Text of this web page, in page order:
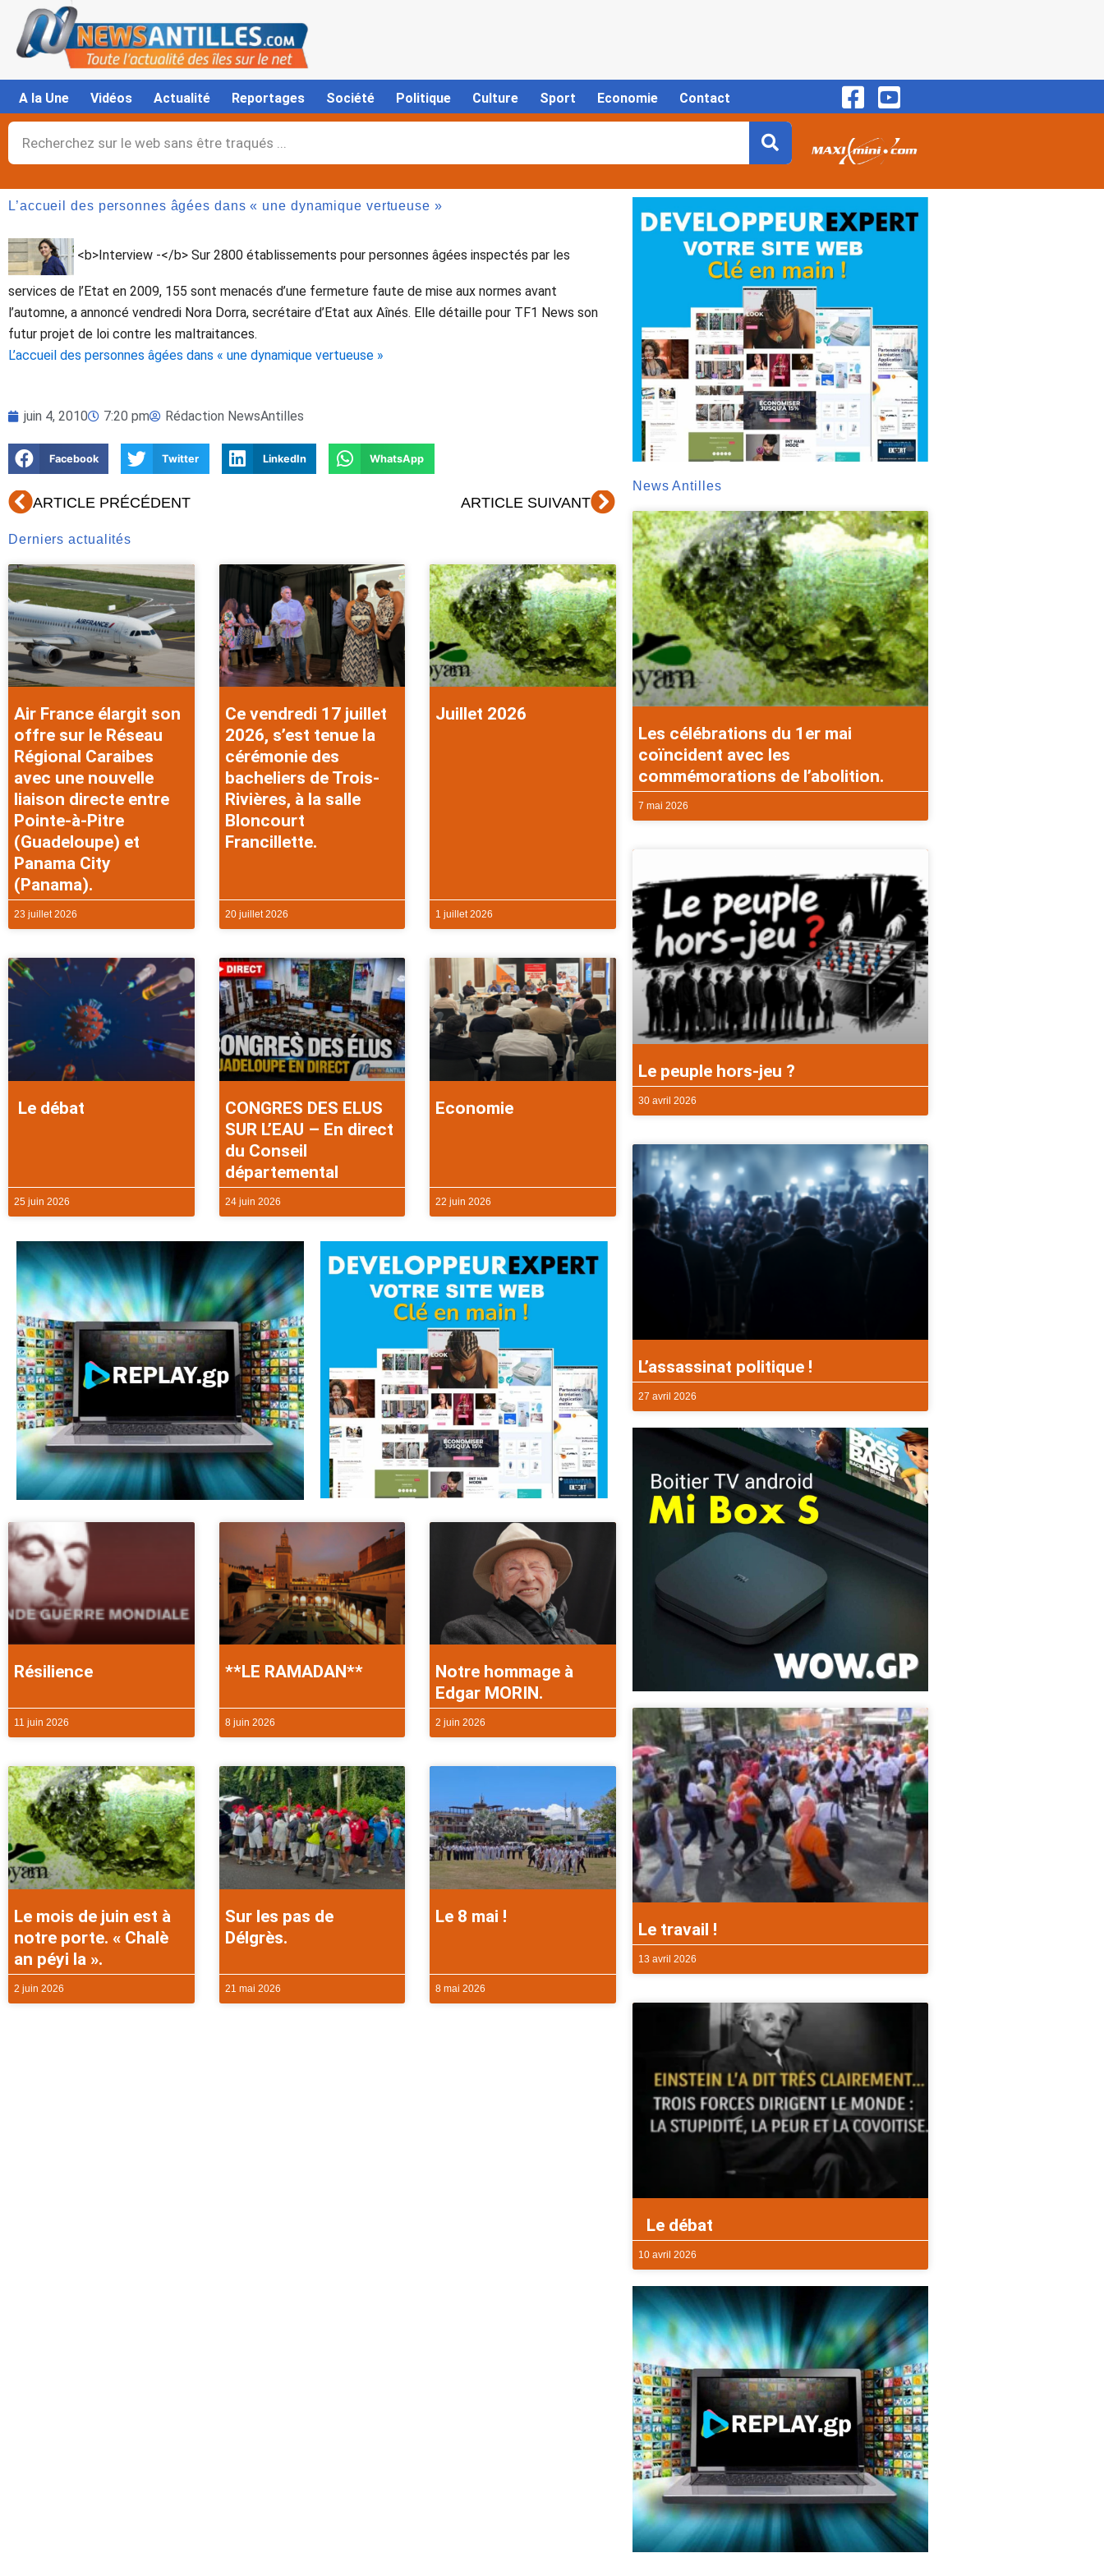
contenu
A la Une Vidéos Actualité Reportages Société Politique Culture Sport Economie Contact
Rechercher
L’accueil des personnes âgées dans « une dynamique vertueuse »
<b>Interview -</b> Sur 2800 établissements pour personnes âgées inspectés par les
services de l’Etat en 2009, 155 sont menacés d’une fermeture faute de mise aux normes avant
l’automne, a annoncé vendredi Nora Dorra, secrétaire d’Etat aux Aînés. Elle détaille pour TF1 News son
futur projet de loi contre les maltraitances.
L’accueil des personnes âgées dans « une dynamique vertueuse »
juin 4, 2010 7:20 pm Rédaction NewsAntilles
Facebook Twitter LinkedIn WhatsApp
Précédent
ARTICLE PRÉCÉDENT ARTICLE SUIVANTSuivant
Derniers actualités
Air France élargit son
offre sur le Réseau
Régional Caraibes
avec une nouvelle
liaison directe entre
Pointe-à-Pitre
(Guadeloupe) et
Panama City
(Panama).
23 juillet 2026
Ce vendredi 17 juillet
2026, s’est tenue la
cérémonie des
bacheliers de Trois-
Rivières, à la salle
Bloncourt
Francillette.
20 juillet 2026
Juillet 2026
1 juillet 2026
Le débat
25 juin 2026
CONGRES DES ELUS
SUR L’EAU – En direct
du Conseil
départemental
24 juin 2026
Economie
22 juin 2026
Résilience
11 juin 2026
**LE RAMADAN**
8 juin 2026
Notre hommage à
Edgar MORIN.
2 juin 2026
Le mois de juin est à
notre porte. « Chalè
an péyi la ».
2 juin 2026
Sur les pas de
Délgrès.
21 mai 2026
Le 8 mai !
8 mai 2026
News Antilles
Les célébrations du 1er mai
coïncident avec les
commémorations de l’abolition.
7 mai 2026
Le peuple hors-jeu ?
30 avril 2026
L’assassinat politique !
27 avril 2026
Le travail !
13 avril 2026
Le débat
10 avril 2026